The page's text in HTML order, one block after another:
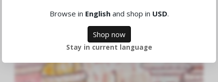
Browse in Englishand shop in USD.
Shop now
Stay in current language